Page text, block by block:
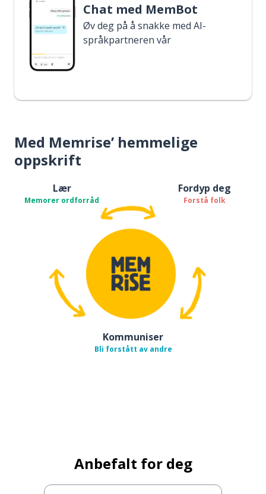
Chat med MemBot
Øv deg på å snakke med AI-
språkpartneren vår
Med Memrise’ hemmelige
oppskrift
Lær
Memorer ordforråd
Fordyp deg
Forstå folk
Kommuniser
Bli forstått av andre
Anbefalt for deg